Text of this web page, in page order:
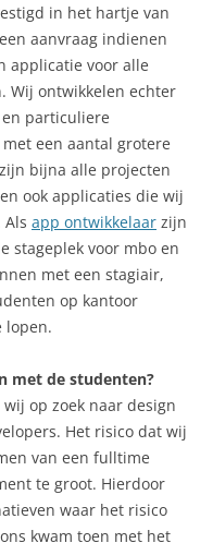
in het hartje van
aanvraag indienen
applicatie voor alle
Wij ontwikkelen echter
particuliere
een aantal grotere
bijna alle projecten
ook applicaties die wij
app ontwikkelaar zijn
stageplek voor mbo en
met een stagiair,
op kantoor
lopen.
met de studenten?
op zoek naar design
Het risico dat wij
van een fulltime
te groot. Hierdoor
waar het risico
kwam toen met het